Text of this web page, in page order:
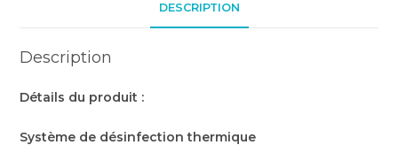
DESCRIPTION
Description
Détails du produit :
Système de désinfection thermique